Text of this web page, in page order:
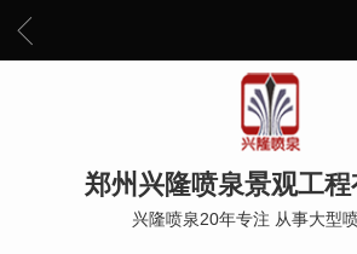
郑州兴隆喷泉景观工程
兴隆喷泉20年专注 从事大型